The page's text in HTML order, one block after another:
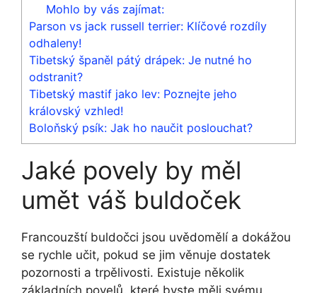
Mohlo by vás zajímat:
Parson vs jack russell terrier: Klíčové rozdíly
odhaleny!
Tibetský španěl pátý drápek: Je nutné ho
odstranit?
Tibetský mastif jako lev: Poznejte jeho
královský vzhled!
Boloňský psík: Jak ho naučit poslouchat?
Jaké povely by měl
umět váš buldoček
Francouzští buldočci jsou uvědomělí a dokážou
se rychle učit, pokud se jim věnuje dostatek
pozornosti a trpělivosti. Existuje několik
základních povelů, které byste měli svému